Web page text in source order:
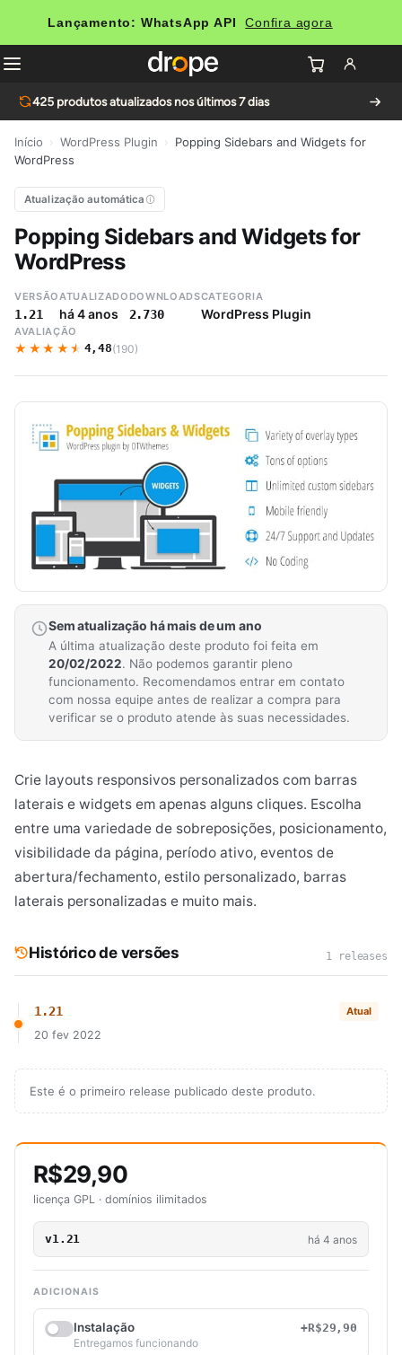
Lançamento: WhatsApp API Confira agora
425 produtos atualizados nos últimos 7 dias
Início WordPress Plugin
Popping Sidebars and Widgets for
WordPress
Atualização automática
Popping Sidebars and Widgets for
WordPress
VERSÃO
1.21
ATUALIZADO
há 4 anos
DOWNLOADS
2.730
CATEGORIA
WordPress Plugin
AVALIAÇÃO
★★★★★
★★★★★ 4,48(190)
Sem atualização há mais de um ano
A última atualização deste produto foi feita em
20/02/2022. Não podemos garantir pleno
funcionamento. Recomendamos entrar em contato
com nossa equipe antes de realizar a compra para
verificar se o produto atende às suas necessidades.
Crie layouts responsivos personalizados com barras
laterais e widgets em apenas alguns cliques. Escolha
entre uma variedade de sobreposições, posicionamento,
visibilidade da página, período ativo, eventos de
abertura/fechamento, estilo personalizado, barras
laterais personalizadas e muito mais.
Histórico de versões 1 releases
1.21 Atual
20 fev 2022
Este é o primeiro release publicado deste produto.
R$29,90
licença GPL · domínios ilimitados
v1.21 há 4 anos
ADICIONAIS
Instalação
+R$29,90
Entregamos funcionando